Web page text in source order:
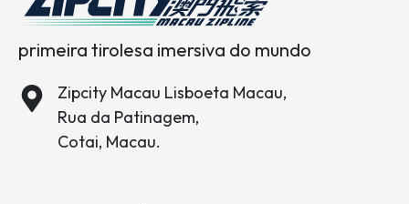
primeira tirolesa imersiva do mundo
Zipcity Macau Lisboeta Macau,
Rua da Patinagem,
Cotai, Macau.